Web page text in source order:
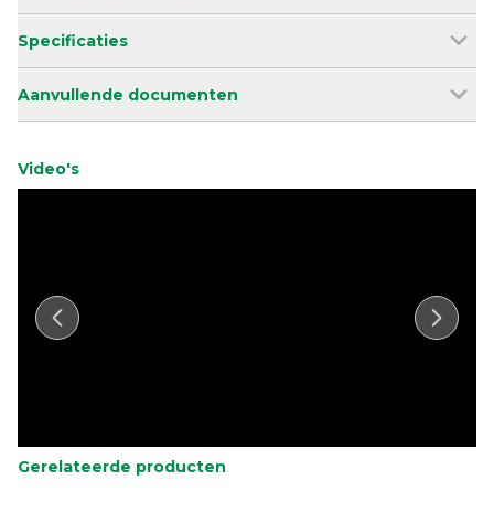
Specificaties
Aanvullende documenten
Video's
Gerelateerde producten